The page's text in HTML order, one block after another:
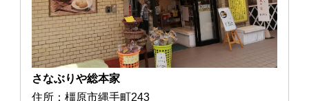
さなぶりや総本家
住所：橿原市縄手町243